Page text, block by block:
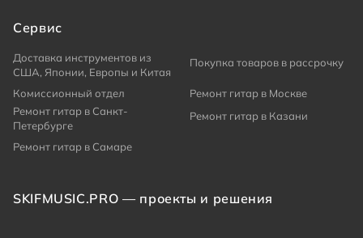
Сервис
Доставка инструментов из
США, Японии, Европы и Китая
Покупка товаров в рассрочку
Комиссионный отдел
Ремонт гитар в Москве
Ремонт гитар в Санкт-
Петербурге
Ремонт гитар в Казани
Ремонт гитар в Самаре
SKIFMUSIC.PRO — проекты и решения